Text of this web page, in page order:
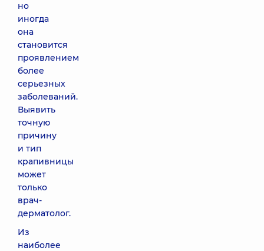
но
иногда
она
становится
проявлением
более
серьезных
заболеваний.
Выявить
точную
причину
и тип
крапивницы
может
только
врач-
дерматолог.
Из
наиболее